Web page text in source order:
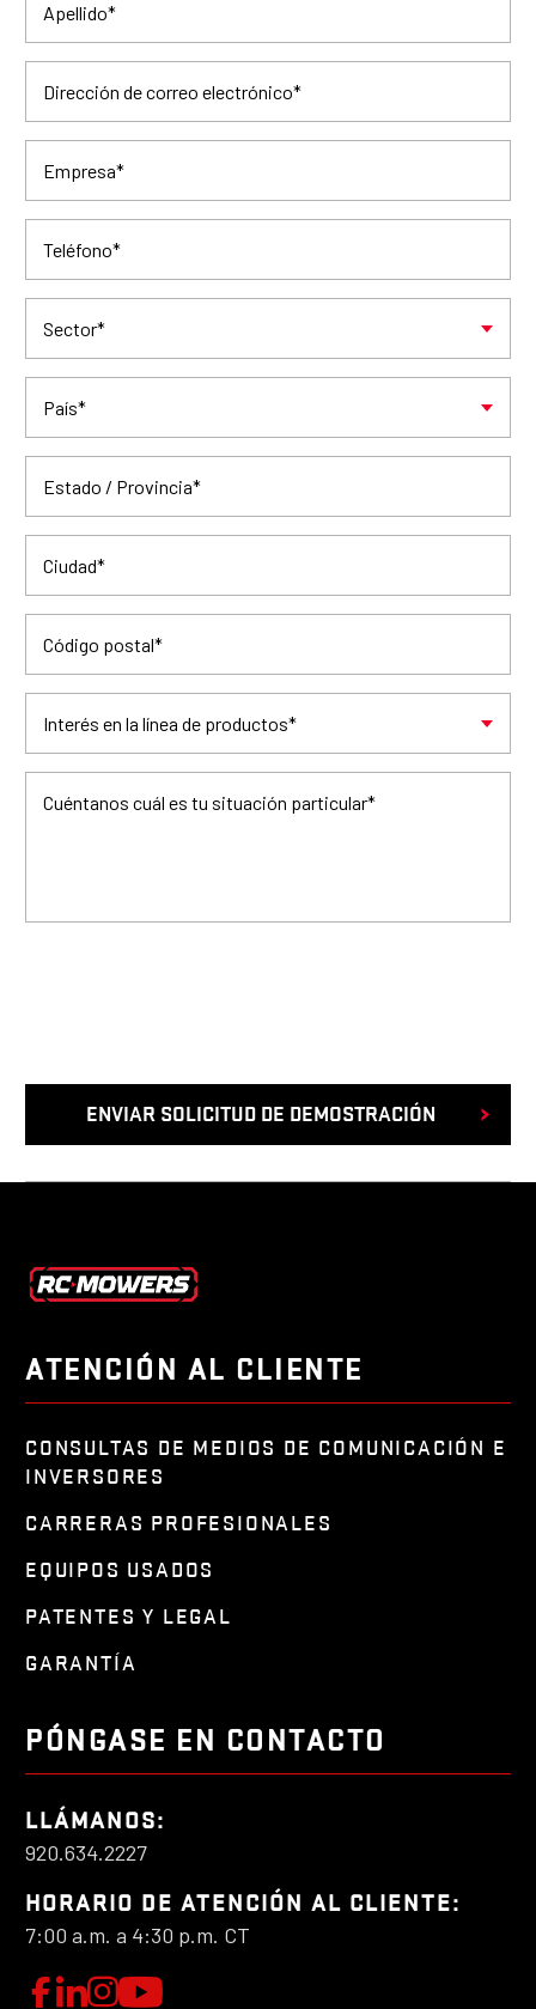
Apellido*
Dirección de correo electrónico*
Empresa*
Teléfono*
Sector*
País*
Estado / Provincia*
Ciudad*
Código postal*
Interés en la línea de productos*
Cuéntanos cuál es tu situación particular*
ATENCIÓN AL CLIENTE
CONSULTAS DE MEDIOS DE COMUNICACIÓN E
INVERSORES
CARRERAS PROFESIONALES
EQUIPOS USADOS
PATENTES Y LEGAL
GARANTÍA
PÓNGASE EN CONTACTO
LLÁMANOS:
920.634.2227
HORARIO DE ATENCIÓN AL CLIENTE:
7:00 a.m. a 4:30 p.m. CT
S C S
M